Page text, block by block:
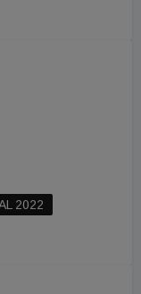
2022